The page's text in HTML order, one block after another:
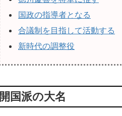
国政の指導者となる
合議制を目指して活動する
新時代の調整役
開国派の大名